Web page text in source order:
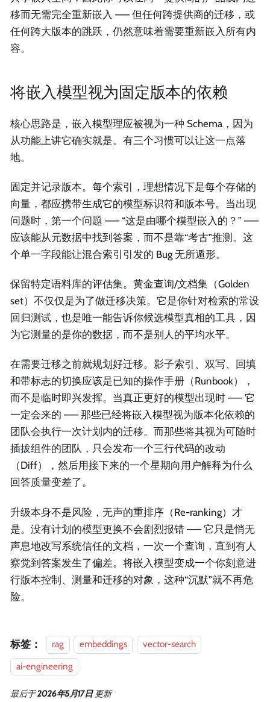
移而无需完全重新嵌入 —— 但任何跨提供商的迁移，或
任何跨大版本的跳跃，仍然意味着需要重新嵌入所有内
容。
将嵌入模型视为固定版本的依赖
核心思路是，嵌入模型理应被视为一种 Schema，因为
从功能上讲它确实就是。有三个习惯可以让这一点落
地。
固定并记录版本。每个索引，理想情况下是每个存储的
向量，都应携带生成它的模型标识符和版本号。当出现
问题时，第一个问题 —— “这是由哪个模型嵌入的？” ——
应该能从元数据中找到答案，而不是靠“考古”推测。这
个单一字段能让混合索引引发的 Bug 无所遁形。
保留特定语料库的评估集。黄金查询/文档集（Golden
set）不仅仅是为了做迁移决策。它是你针对检索的常设
回归测试，也是唯一能告诉你候选模型真相的工具，因
为它测量的是你的数据，而不是别人的平均水平。
在需要迁移之前就规划好迁移。影子索引、双写、回填
和带标志的切换应该是已知的操作手册（Runbook），
而不是临时即兴发挥。当真正更好的模型出现时 —— 它
一定会来的 —— 那些已经将嵌入模型视为版本化依赖的
团队会执行一次计划内的迁移。而那些将其视为可随时
插拔组件的团队，只会发布一个三行代码的改动
（Diff），然后用接下来的一个星期向用户解释为什么
回答质量变差了。
升级本身不是风险，无声的重排序（Re-ranking）才
是。没有计划的模型更换不会剧烈报错 —— 它只是悄无
声息地改写系统信任的文档，一次一个查询，直到有人
察觉到答案发生了偏差。将嵌入模型变成一个你刻意进
行版本控制、测量和迁移的对象，这种“沉默”就不再危
险。
标签： rag embeddings
vector-search
ai-engineering
最后于2026年5月17日 更新